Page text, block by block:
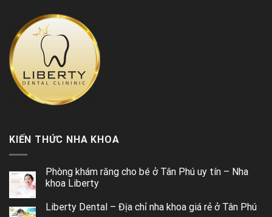
KIẾN THỨC NHA KHOA
Phòng khám răng cho bé ở Tân Phú uy tín – Nha
khoa Liberty
Liberty Dental – Địa chỉ nha khoa giá rẻ ở Tân Phú